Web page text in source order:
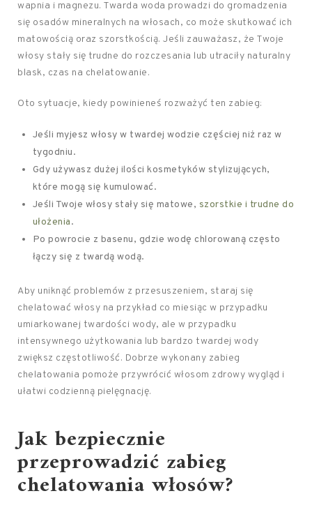
wapnia i magnezu. Twarda woda prowadzi do gromadzenia
się osadów mineralnych na włosach, co może skutkować ich
matowością oraz szorstkością. Jeśli zauważasz, że Twoje
włosy stały się trudne do rozczesania lub utraciły naturalny
blask, czas na chelatowanie.
Oto sytuacje, kiedy powinieneś rozważyć ten zabieg:
Jeśli myjesz włosy w twardej wodzie częściej niż raz w
tygodniu.
Gdy używasz dużej ilości kosmetyków stylizujących,
które mogą się kumulować.
Jeśli Twoje włosy stały się matowe, szorstkie i trudne do
ułożenia.
Po powrocie z basenu, gdzie wodę chlorowaną często
łączy się z twardą wodą.
Aby uniknąć problemów z przesuszeniem, staraj się
chelatować włosy na przykład co miesiąc w przypadku
umiarkowanej twardości wody, ale w przypadku
intensywnego użytkowania lub bardzo twardej wody
zwiększ częstotliwość. Dobrze wykonany zabieg
chelatowania pomoże przywrócić włosom zdrowy wygląd i
ułatwi codzienną pielęgnację.
Jak bezpiecznie
przeprowadzić zabieg
chelatowania włosów?